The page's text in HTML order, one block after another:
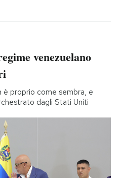
venezuelano
proprio come sembra, e
dagli Stati Uniti